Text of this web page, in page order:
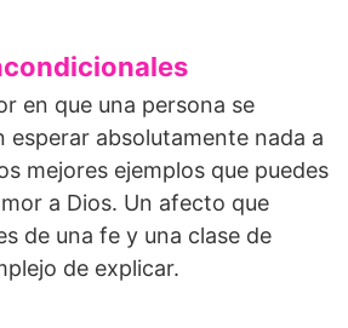
en que una persona se
esperar absolutamente nada a
mejores ejemplos que puedes
a Dios. Un afecto que
de una fe y una clase de
de explicar.